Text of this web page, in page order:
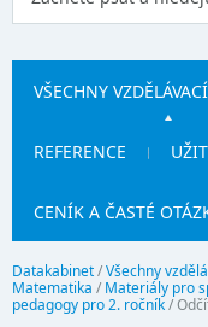
VŠECHNY
REFERENCE
CENÍK A ČASTÉ
Datakabinet/Všechny
Matematika / Materiály pro
pedagogy pro 2. ročník/